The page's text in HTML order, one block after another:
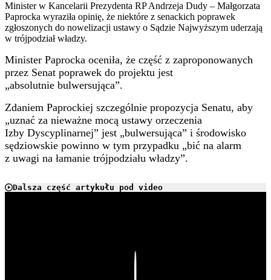
Minister w Kancelarii Prezydenta RP Andrzeja Dudy – Małgorzata
Paprocka wyraziła opinię, że niektóre z senackich poprawek
zgłoszonych do nowelizacji ustawy o Sądzie Najwyższym uderzają
w trójpodział władzy.
Minister Paprocka oceniła, że część z zaproponowanych
przez Senat poprawek do projektu jest
„absolutnie bulwersująca”.
Zdaniem Paprockiej szczególnie propozycja Senatu, aby
„uznać za nieważne mocą ustawy orzeczenia
Izby Dyscyplinarnej” jest „bulwersująca” i środowisko
sędziowskie powinno w tym przypadku „bić na alarm
z uwagi na łamanie trójpodziału władzy”.
Dalsza część artykułu pod video